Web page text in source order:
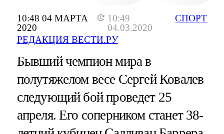
10:48 04 МАРТА
2020
10:49
04.03.2020
РЕДАКЦИЯ ВЕСТИ.РУ
СПОРТ
Бывший чемпион мира в
полутяжелом весе Сергей Ковалев
следующий бой проведет 25
апреля. Его соперником станет 38-